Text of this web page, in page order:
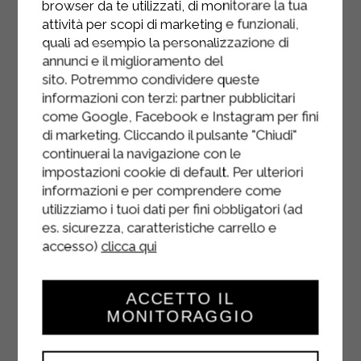
browser da te utilizzati, di monitorare la tua
attività per scopi di marketing e funzionali,
quali ad esempio la personalizzazione di
annunci e il miglioramento del
sito. Potremmo condividere queste
informazioni con terzi: partner pubblicitari
come Google, Facebook e Instagram per fini
di marketing. Cliccando il pulsante "Chiudi"
continuerai la navigazione con le
impostazioni cookie di default. Per ulteriori
informazioni e per comprendere come
utilizziamo i tuoi dati per fini obbligatori (ad
es. sicurezza, caratteristiche carrello e
accesso) clicca qui
ACCETTO IL
MONITORAGGIO